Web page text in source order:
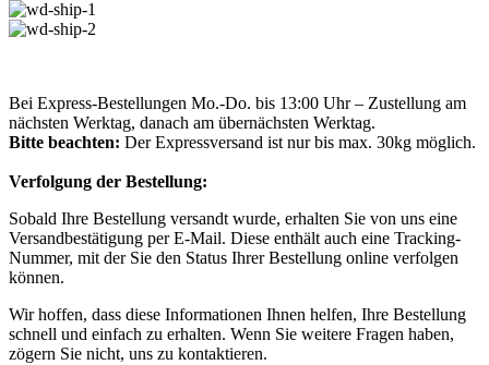
Bei Express-Bestellungen Mo.-Do. bis 13:00 Uhr – Zustellung am
nächsten Werktag, danach am übernächsten Werktag.
Bitte beachten: Der Expressversand ist nur bis max. 30kg möglich.
Verfolgung der Bestellung:
Sobald Ihre Bestellung versandt wurde, erhalten Sie von uns eine
Versandbestätigung per E-Mail. Diese enthält auch eine Tracking-
Nummer, mit der Sie den Status Ihrer Bestellung online verfolgen
können.
Wir hoffen, dass diese Informationen Ihnen helfen, Ihre Bestellung
schnell und einfach zu erhalten. Wenn Sie weitere Fragen haben,
zögern Sie nicht, uns zu kontaktieren.